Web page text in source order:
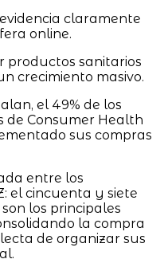
claramente
online.
productos sanitarios
crecimiento masivo.
el 49% de los
de Consumer Health
sus compras
entre los
el cincuenta y siete
los principales
la compra
de organizar sus